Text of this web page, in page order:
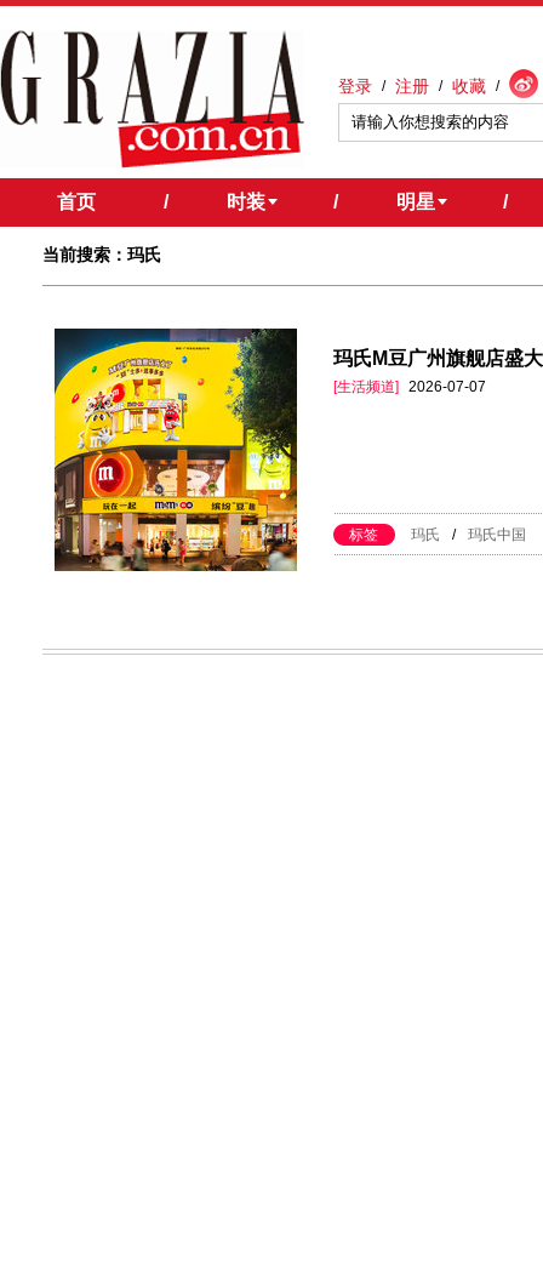
登录 / 注册 / 收藏 /
首页 / 时装 / 明星 /
当前搜索：玛氏
玛氏M豆广州旗舰店盛
[生活频道] 2026-07-07
标签 玛氏 / 玛氏中国